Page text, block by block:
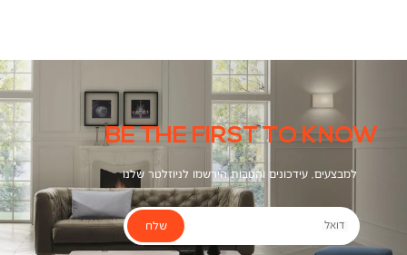
BE THE FIRST TO KNOW
למבצעים, עידכונים והטבות הירשמו לניוזלטר שלנו
דואל שלח